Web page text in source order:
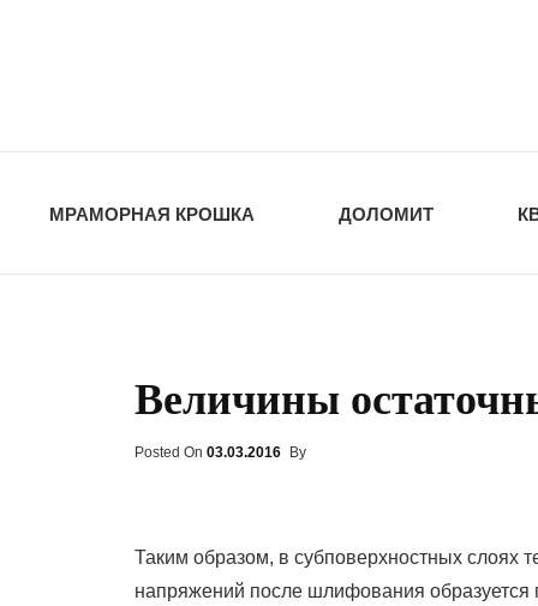
МРАМОРНАЯ КРОШКА ДОЛОМИТ
Величины
Posted On Posted
03.03.2016 By
Таким образом, в субповерхностных слоях
напряжений после шлифования